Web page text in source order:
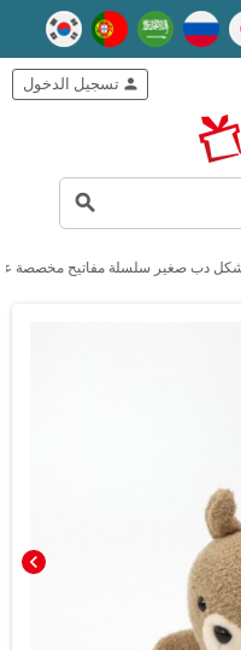
search
person تسجيل الدخول
شكل دب صغير سلسلة مفاتيح مخصصة
chevron_left